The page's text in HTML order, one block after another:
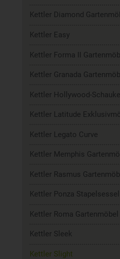
Kettler Diamond
Kettler Easy
Kettler Forma II
Kettler Granada
Kettler Hollywood-
Kettler Latitude
Kettler Legato Curve
Kettler Memphis
Kettler Rasmus
Kettler Ponza Stapelsessel
Kettler Roma Gartenmöbel
Kettler Sleek
Kettler Slight